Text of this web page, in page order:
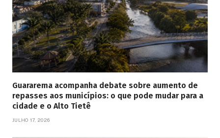
Guararema acompanha debate sobre aumento de
repasses aos municípios: o que pode mudar para a
cidade e o Alto Tietê
JULHO 17, 2026